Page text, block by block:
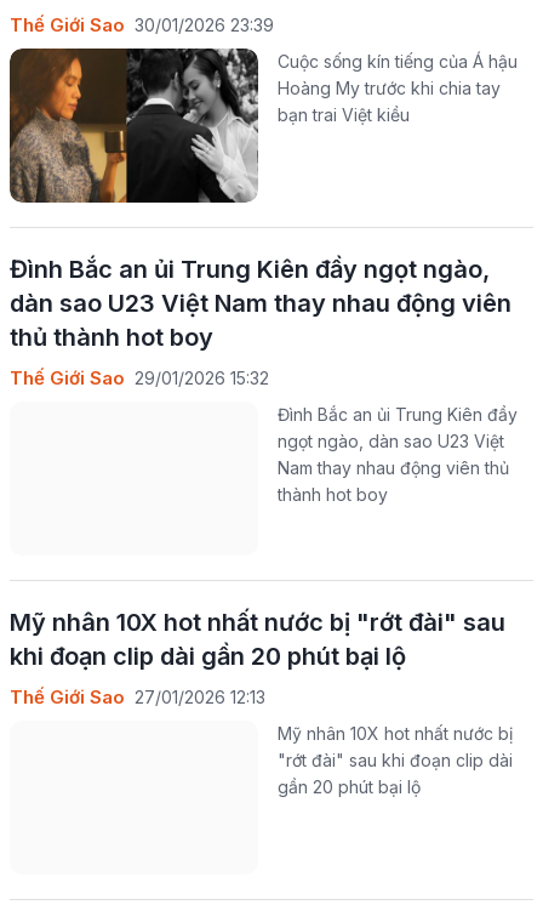
Thế Giới Sao 30/01/2026 23:39
Cuộc sống kín tiếng của Á hậu
Hoàng My trước khi chia tay
bạn trai Việt kiều
Đình Bắc an ủi Trung Kiên đầy ngọt ngào,
dàn sao U23 Việt Nam thay nhau động viên
thủ thành hot boy
Thế Giới Sao 29/01/2026 15:32
Đình Bắc an ủi Trung Kiên đầy
ngọt ngào, dàn sao U23 Việt
Nam thay nhau động viên thủ
thành hot boy
Mỹ nhân 10X hot nhất nước bị "rớt đài" sau
khi đoạn clip dài gần 20 phút bại lộ
Thế Giới Sao 27/01/2026 12:13
Mỹ nhân 10X hot nhất nước bị
"rớt đài" sau khi đoạn clip dài
gần 20 phút bại lộ